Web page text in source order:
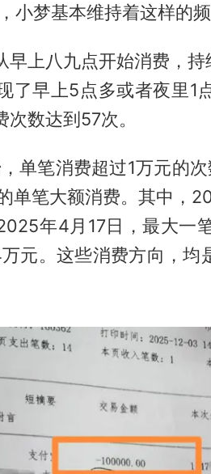
小梦基本维持着这样的频
早上八九点开始消费，
了早上5点多或者夜里1
数达到57次。
单笔消费超过1万元的
单笔大额消费。其中，
年4月17日，最大一
元。这些消费方向，均